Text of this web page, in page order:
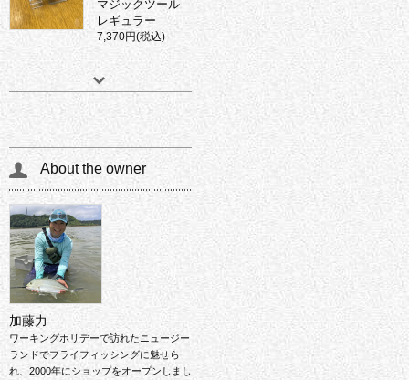
マジックツール
レギュラー
7,370円(税込)
About the owner
加藤力
ワーキングホリデーで訪れたニュージー
ランドでフライフィッシングに魅せら
れ、2000年にショップをオープンしまし